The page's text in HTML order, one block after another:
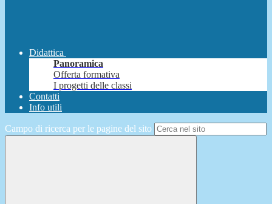
Didattica
Panoramica
Offerta formativa
I progetti delle classi
Contatti
Info utili
Campo di ricerca per le pagine del sito